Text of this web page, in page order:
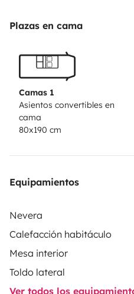
Plazas en cama
Camas 1
Asientos convertibles en
cama
80x190 cm
Equipamientos
Nevera
Calefacción habitáculo
Mesa interior
Toldo lateral
Ver todos los